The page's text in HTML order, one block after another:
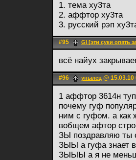
1. тема ху3та
2. аффтор ху3та
3. русский рэп
#95 Gl [эти суки опять
всё найух
#96 унылец @ 15.03.10
1 аффтор 3614н
почему гуф
ним с гуфом. а как
вобщем афтор
ЗЫ поздравляю ты
ЗЫЫ а гуфа знает
ЗЫЫЫ а я не